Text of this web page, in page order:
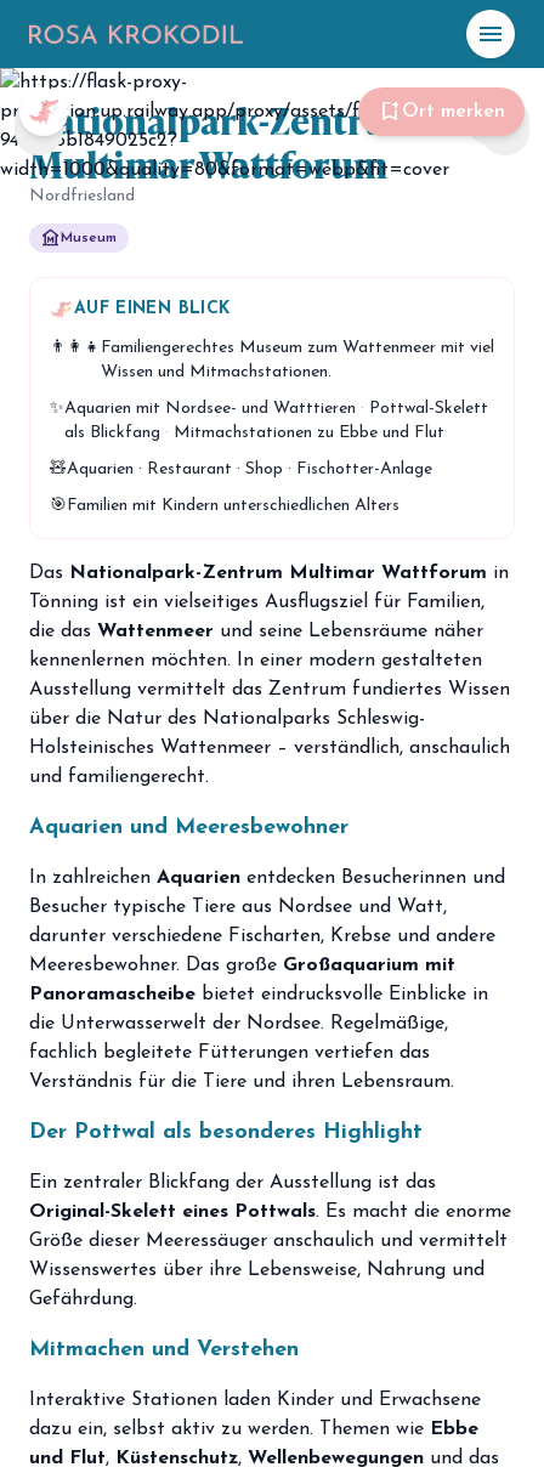
menu
☀️ Heute
Plane mit Kroki
celebration
hiking Abenteuer
Unterkünfte
menu_book Guides
map Karte
storefront Shop
loyalty Mitgliedschaft
handshake Partnerschaft
groups Entdecker Crew
chevron_left chevron_right
bookmark_add Ort merken
Foto: Andreas Birresborn
Nationalpark-Zentrum
Multimar Wattforum
Nordfriesland
museum Museum
share
AUF EINEN BLICK
👨‍👩‍👧 Familiengerechtes Museum zum Wattenmeer mit viel
Wissen und Mitmachstationen.
✨Aquarien mit Nordsee- und Watttieren · Pottwal-Skelett
als Blickfang · Mitmachstationen zu Ebbe und Flut
🧸Aquarien · Restaurant · Shop · Fischotter-Anlage
🎯Familien mit Kindern unterschiedlichen Alters
Das Nationalpark-Zentrum Multimar Wattforum in
Tönning ist ein vielseitiges Ausflugsziel für Familien,
die das Wattenmeer und seine Lebensräume näher
kennenlernen möchten. In einer modern gestalteten
Ausstellung vermittelt das Zentrum fundiertes Wissen
über die Natur des Nationalparks Schleswig-
Holsteinisches Wattenmeer – verständlich, anschaulich
und familiengerecht.
Aquarien und Meeresbewohner
In zahlreichen Aquarien entdecken Besucherinnen und
Besucher typische Tiere aus Nordsee und Watt,
darunter verschiedene Fischarten, Krebse und andere
Meeresbewohner. Das große Großaquarium mit
Panoramascheibe bietet eindrucksvolle Einblicke in
die Unterwasserwelt der Nordsee. Regelmäßige,
fachlich begleitete Fütterungen vertiefen das
Verständnis für die Tiere und ihren Lebensraum.
Der Pottwal als besonderes Highlight
Ein zentraler Blickfang der Ausstellung ist das
Original-Skelett eines Pottwals. Es macht die enorme
Größe dieser Meeressäuger anschaulich und vermittelt
Wissenswertes über ihre Lebensweise, Nahrung und
Gefährdung.
Mitmachen und Verstehen
Interaktive Stationen laden Kinder und Erwachsene
dazu ein, selbst aktiv zu werden. Themen wie Ebbe
und Flut, Küstenschutz, Wellenbewegungen und das